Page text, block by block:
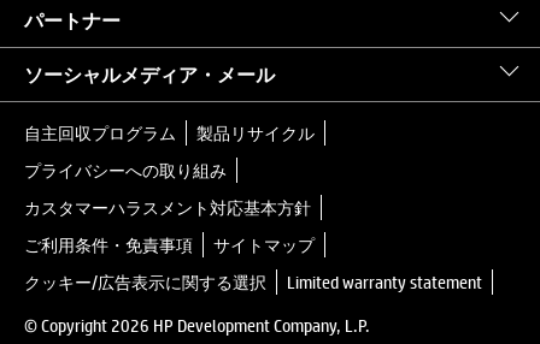
パートナー
ソーシャルメディア・メール
自主回収プログラム
製品リサイクル
プライバシーへの取り組み
カスタマーハラスメント対応基本方針
ご利用条件・免責事項
サイトマップ
クッキー/広告表示に関する選択
Limited warranty statement
© Copyright 2026 HP Development Company, L.P.